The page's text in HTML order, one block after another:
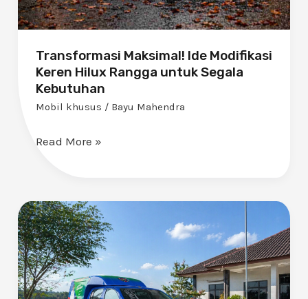
Transformasi Maksimal! Ide Modifikasi
Keren Hilux Rangga untuk Segala
Kebutuhan
Mobil khusus / Bayu Mahendra
Read More »
Toyota
Hilux
Double
Cabin:
Solusi